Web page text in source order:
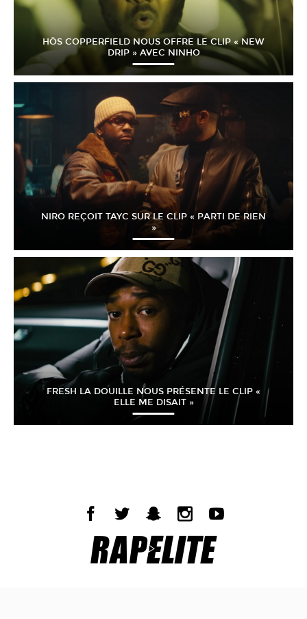
HÖS COPPERFIELD NOUS OFFRE LE CLIP « NEW
DRIP » AVEC NINHO
NIRO REÇOIT TAYC SUR LE CLIP « PARTI DE RIEN
»
FRESH LA DOUILLE NOUS PRÉSENTE LE CLIP «
ELLE ME DISAIT »